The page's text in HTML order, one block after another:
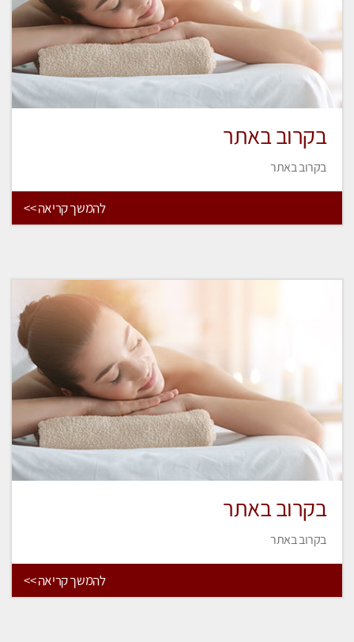
בקרוב באתר
בקרוב באתר
להמשך קריאה >>
בקרוב באתר
בקרוב באתר
להמשך קריאה >>